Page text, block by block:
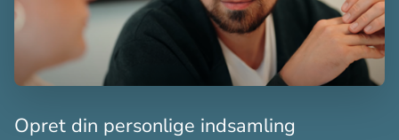
Opret din personlige indsamling